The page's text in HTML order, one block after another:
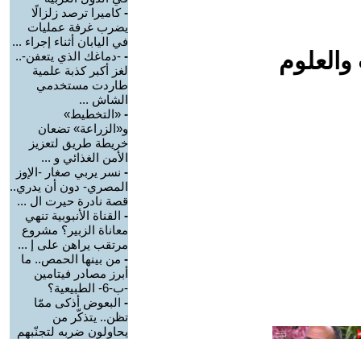
-كاميرا ترصد زلزالًا
يضرب غرفة عمليات
في اليابان أثناء إجراء ...
- -دماغك الذي يتعفن-..
لغز أكبر كذبة علمية
طاردت مستخدمي
الشاش ...
- «التخطيط»
و«الزراعة» تضعان
خريطة طريق لتعزيز
الأمن الغذائي و ...
- نسر يربي صغار -الإوز
المصري- دون أن يدري..
قصة نادرة حيرت ال ...
- القناة الأنبوبية تنهي
معاناة الزبير؟ مشروع
مرتقب يراهن على إ ...
- من بينها الحمص.. ما
أبرز مصادر فيتامين
-ب-6- الطبيعية؟
- البعوض أذكى ممّا
تظن.. يتذكّر من
يحاولون ضربه لتجنّبهم